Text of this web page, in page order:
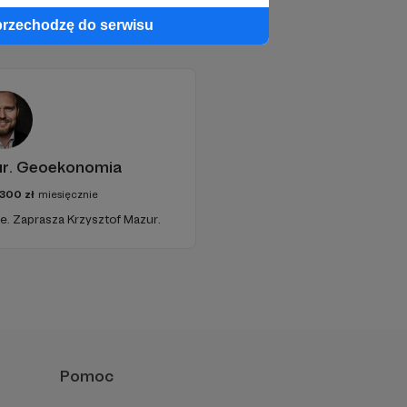
do serwisu
Geoekonomia
zł miesięcznie
Zaprasza Krzysztof Mazur.
Pomoc